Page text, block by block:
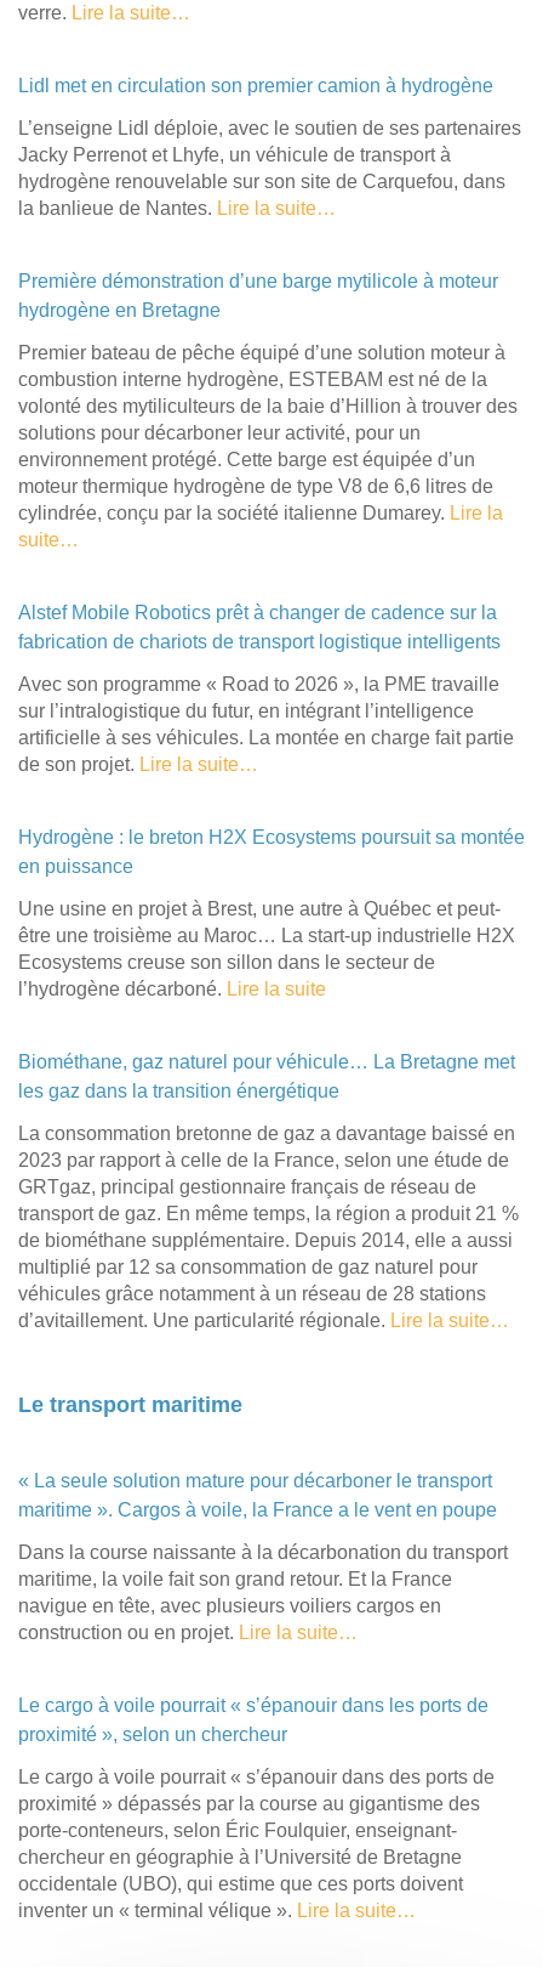
verre. Lire la suite…
Lidl met en circulation son premier camion à hydrogène
L’enseigne Lidl déploie, avec le soutien de ses partenaires
Jacky Perrenot et Lhyfe, un véhicule de transport à
hydrogène renouvelable sur son site de Carquefou, dans
la banlieue de Nantes. Lire la suite…
Première démonstration d’une barge mytilicole à moteur
hydrogène en Bretagne
Premier bateau de pêche équipé d’une solution moteur à
combustion interne hydrogène, ESTEBAM est né de la
volonté des mytiliculteurs de la baie d’Hillion à trouver des
solutions pour décarboner leur activité, pour un
environnement protégé. Cette barge est équipée d’un
moteur thermique hydrogène de type V8 de 6,6 litres de
cylindrée, conçu par la société italienne Dumarey. Lire la
suite…
Alstef Mobile Robotics prêt à changer de cadence sur la
fabrication de chariots de transport logistique intelligents
Avec son programme « Road to 2026 », la PME travaille
sur l’intralogistique du futur, en intégrant l’intelligence
artificielle à ses véhicules. La montée en charge fait partie
de son projet. Lire la suite…
Hydrogène : le breton H2X Ecosystems poursuit sa montée
en puissance
Une usine en projet à Brest, une autre à Québec et peut-
être une troisième au Maroc… La start-up industrielle H2X
Ecosystems creuse son sillon dans le secteur de
l’hydrogène décarboné. Lire la suite
Biométhane, gaz naturel pour véhicule… La Bretagne met
les gaz dans la transition énergétique
La consommation bretonne de gaz a davantage baissé en
2023 par rapport à celle de la France, selon une étude de
GRTgaz, principal gestionnaire français de réseau de
transport de gaz. En même temps, la région a produit 21 %
de biométhane supplémentaire. Depuis 2014, elle a aussi
multiplié par 12 sa consommation de gaz naturel pour
véhicules grâce notamment à un réseau de 28 stations
d’avitaillement. Une particularité régionale. Lire la suite…
Le transport maritime
« La seule solution mature pour décarboner le transport
maritime ». Cargos à voile, la France a le vent en poupe
Dans la course naissante à la décarbonation du transport
maritime, la voile fait son grand retour. Et la France
navigue en tête, avec plusieurs voiliers cargos en
construction ou en projet. Lire la suite…
Le cargo à voile pourrait « s’épanouir dans les ports de
proximité », selon un chercheur
Le cargo à voile pourrait « s’épanouir dans des ports de
proximité » dépassés par la course au gigantisme des
porte-conteneurs, selon Éric Foulquier, enseignant-
chercheur en géographie à l’Université de Bretagne
occidentale (UBO), qui estime que ces ports doivent
inventer un « terminal vélique ». Lire la suite…